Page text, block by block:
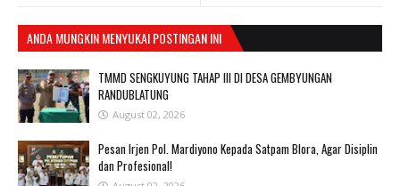
ANDA MUNGKIN MENYUKAI POSTINGAN INI
TMMD SENGKUYUNG TAHAP III DI DESA GEMBYUNGAN
RANDUBLATUNG
August 02, 2026
Pesan Irjen Pol. Mardiyono Kepada Satpam Blora, Agar Disiplin
dan Profesional!